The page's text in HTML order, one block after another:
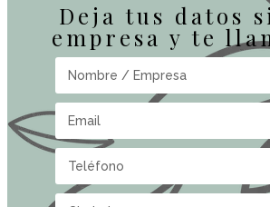
Deja tus datos
empresa y te